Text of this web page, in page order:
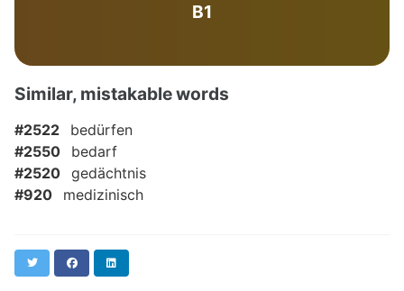
B1
Similar, mistakable words
#2522
bedürfen
#2550
bedarf
#2520 gedächtnis
#920
medizinisch
Twitter Facebook